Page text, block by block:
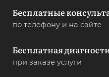
Бесплатные
по телефону и на сайте
Бесплатная
при заказе услуги